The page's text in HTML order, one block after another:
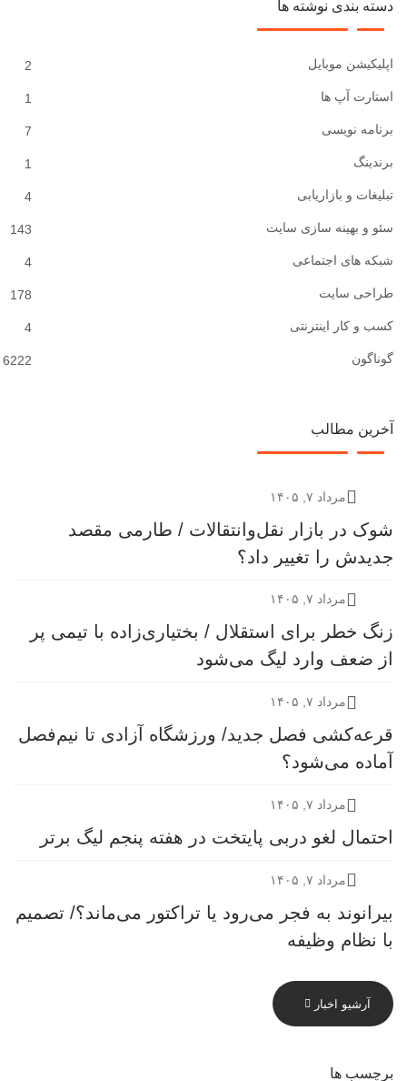
دسته بندی نوشته ها
2 اپلیکیشن موبایل
1 استارت آپ ها
7 برنامه نویسی
1 برندینگ
4 تبلیغات و بازاریابی
143 سئو و بهینه سازی سایت
4 شبکه های اجتماعی
178 طراحی سایت
4 کسب و کار اینترنتی
6222 گوناگون
آخرین مطالب
مرداد ۷, ۱۴۰۵
شوک در بازار نقل‌وانتقالات / طارمی مقصد
جدیدش را تغییر داد؟
مرداد ۷, ۱۴۰۵
زنگ خطر برای استقلال / بختیاری‌زاده با تیمی پر
از ضعف وارد لیگ می‌شود
مرداد ۷, ۱۴۰۵
قرعه‎‌کشی فصل جدید/ ورزشگاه آزادی تا نیم‌فصل
آماده می‌شود؟
مرداد ۷, ۱۴۰۵
احتمال لغو دربی پایتخت در هفته پنجم لیگ برتر
مرداد ۷, ۱۴۰۵
بیرانوند به فجر می‌رود یا تراکتور می‌ماند؟/ تصمیم
با نظام وظیفه
آرشیو اخبار
برچسب ها